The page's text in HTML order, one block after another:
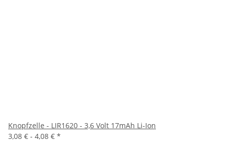
Knopfzelle - LIR1620 - 3,6 Volt 17mAh Li-Ion
3,08 € - 4,08 € *